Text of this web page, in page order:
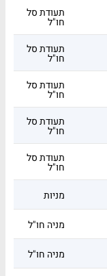
תעודת סל
חו"ל
תעודת סל
חו"ל
תעודת סל
חו"ל
תעודת סל
חו"ל
תעודת סל
חו"ל
מניות
מניה חו"ל
מניה חו"ל